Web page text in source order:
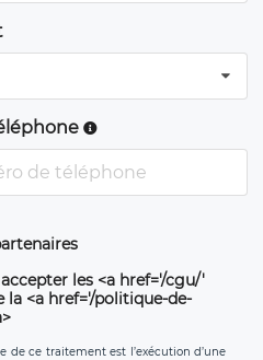
les <a href='/cgu/'
<a href='/politique-de-
de ce traitement est l’exécution d’une